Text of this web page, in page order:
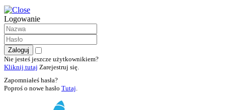
Logowanie
Nie jesteś jeszcze użytkownikiem?
Kliknij tutaj Zarejestruj się.
Zapomniałeś hasła?
Poproś o nowe hasło Tutaj.